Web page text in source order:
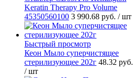
Keratin Therapy Pro Volume
45350560100 3 990.68 руб. / шт
Быстрый просмотр
Кеон Мыло суперчистящее
стерилизующее 202г 48.32 руб.
/ шт